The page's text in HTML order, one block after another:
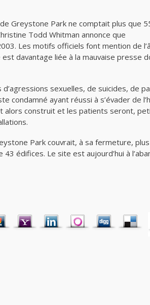
Greystone Park ne comptait plus que
Todd Whitman annonce que
Les motifs officiels font mention de
davantage liée à la mauvaise presse
sexuelles, de suicides, de
condamné ayant réussi à s’évader de
alors construit et les patients seront,
Park couvrait, à sa fermeture,
édifices. Le site est aujourd’hui à